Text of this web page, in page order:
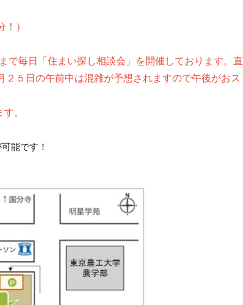
）
で毎日「住まい探し相談会」を開催しております。直
５日の午前中は混雑が予想されますので午後がおス
。
能です！